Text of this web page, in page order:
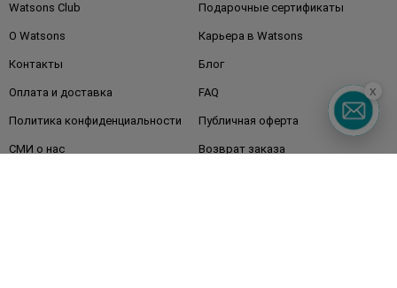
Watsons Club Подарочные сертификаты
О Watsons Карьера в Watsons
Контакты Блог
Оплата и доставка FAQ
Политика конфиденциальности Публичная оферта
СМИ о нас Возврат заказа
x